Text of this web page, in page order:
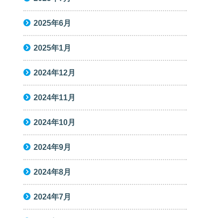
2025年6月
2025年1月
2024年12月
2024年11月
2024年10月
2024年9月
2024年8月
2024年7月